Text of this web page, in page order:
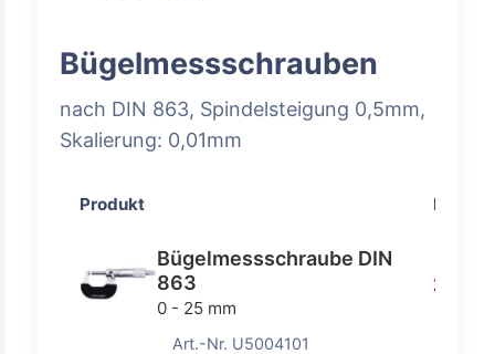
Bügelmessschrauben
nach DIN 863, Spindelsteigung 0,5mm,
Skalierung: 0,01mm
Produkt Preis
Bügelmessschraube DIN
863
0 - 25 mm
25,20
Art.-Nr. U5004101